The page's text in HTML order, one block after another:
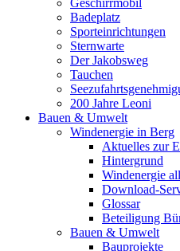
Geschirrmobil
Badeplatz
Sporteinrichtungen
Sternwarte
Der Jakobsweg
Tauchen
200 Jahre Leoni
Bauen & Umwelt
Windenergie in Berg
Aktuelles zur
Hintergrund
Windenergie
Download-
Glossar
Beteiligung
Bauen & Umwelt
Bauprojekte